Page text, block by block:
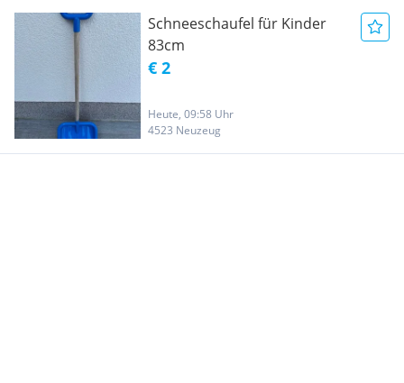
Schneeschaufel für Kinder
83cm
€ 2
Heute, 09:58 Uhr
4523 Neuzeug